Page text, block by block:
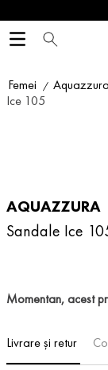
Femei Aquazzura
Ice 105
AQUAZZURA
Sandale Ice
Momentan, acest
Livrare și retur